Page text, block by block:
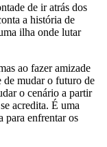
de ir atrás dos
a história de
ilha onde lutar
ao fazer amizade
de mudar o futuro de
o cenário a partir
acredita. É uma
para enfrentar os